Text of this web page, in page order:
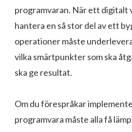
programvaran. När ett digitalt
hantera en så stor del av ett
operationer måste
vilka smärtpunkter som ska
ska ge resultat.
Om du förespråkar
programvara måste alla få